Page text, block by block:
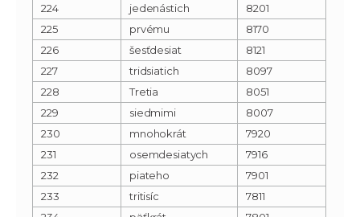
224
jedenástich
8201
225
prvému
8170
226
šesťdesiat
8121
227
tridsiatich
8097
228
Tretia
8051
229
siedmimi
8007
230
mnohokrát
7920
231
osemdesiatych
7916
232
piateho
7901
233
tritisíc
7811